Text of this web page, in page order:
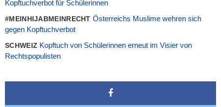
Kopftuchverbot für Schülerinnen
#MEINHIJABMEINRECHT Österreichs Muslime wehren sich
gegen Kopftuchverbot
SCHWEIZ Kopftuch von Schülerinnen erneut im Visier von
Rechtspopulisten